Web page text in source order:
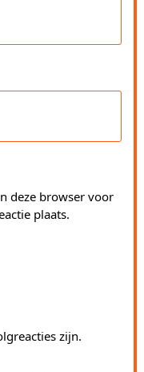
deze browser voor
plaats.
zijn.